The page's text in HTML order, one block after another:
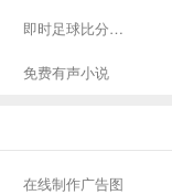
即时足球比分直播-精准赛程赛果及角球数查询 | 让足球滚一会
免费有声小说
在线制作广告图